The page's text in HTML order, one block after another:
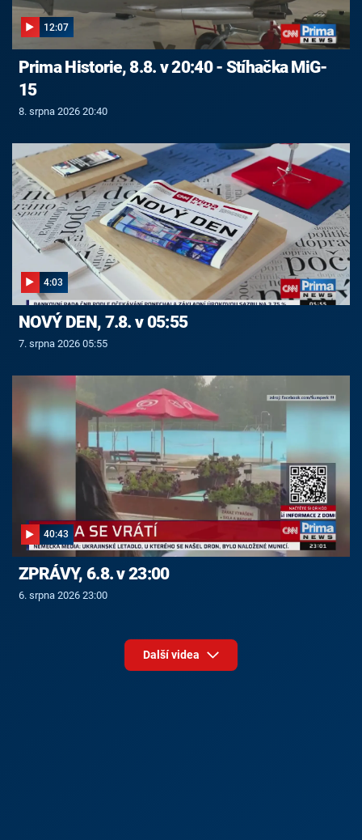
12:07
Prima Historie, 8.8. v 20:40 - Stíhačka MiG-
15
8. srpna 2026 20:40
4:03
NOVÝ DEN, 7.8. v 05:55
7. srpna 2026 05:55
40:43
ZPRÁVY, 6.8. v 23:00
6. srpna 2026 23:00
Další videa